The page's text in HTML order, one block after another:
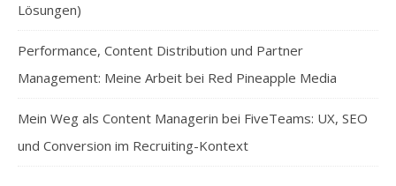
Lösungen)
Performance, Content Distribution und Partner
Management: Meine Arbeit bei Red Pineapple Media
Mein Weg als Content Managerin bei FiveTeams: UX, SEO
und Conversion im Recruiting-Kontext